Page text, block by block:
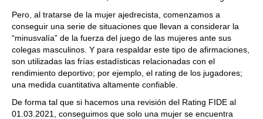
Pero, al tratarse de la mujer ajedrecista, comenzamos a
conseguir una serie de situaciones que llevan a considerar la
“minusvalía” de la fuerza del juego de las mujeres ante sus
colegas masculinos. Y para respaldar este tipo de afirmaciones,
son utilizadas las frías estadísticas relacionadas con el
rendimiento deportivo; por ejemplo, el rating de los jugadores;
una medida cuantitativa altamente confiable.
De forma tal que si hacemos una revisión del Rating FIDE al
01.03.2021, conseguimos que solo una mujer se encuentra